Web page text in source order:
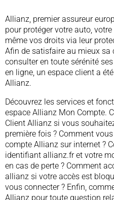
Allianz, premier assureur
pour protéger votre auto,
même vos droits via leur
Afin de satisfaire au mieux sa
consulter en toute sérénité
en ligne, un espace client a
Allianz.
Découvrez les services et
espace Allianz Mon Compte.
Client Allianz si vous
première fois ? Comment
compte Allianz sur internet ?
identifiant allianz.fr et votre
en cas de perte ? Comment
allianz si votre accès est
vous connecter ? Enfin,
Allianz pour toute question